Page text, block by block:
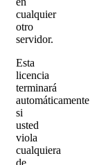
cualquier
otro
servidor.
Esta
licencia
terminará
automáticamente
si
usted
viola
cualquiera
de